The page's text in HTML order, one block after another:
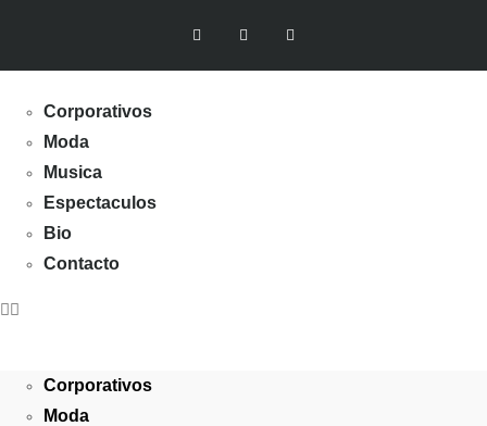
Corporativos
Moda
Musica
Espectaculos
Bio
Contacto
Corporativos
Moda